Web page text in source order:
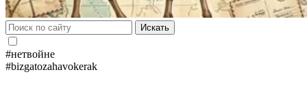
Искать
#нетвойне
#bizgatozahavokerak